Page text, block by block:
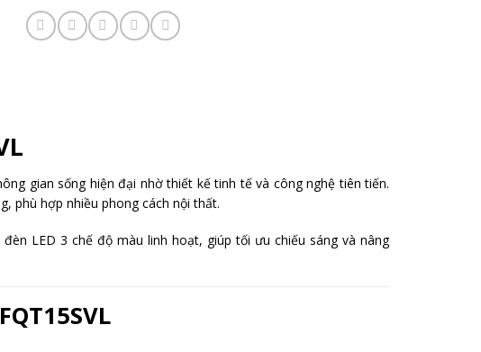
gian sống hiện đại nhờ thiết kế tinh tế và công nghệ tiên tiến.
phù hợp nhiều phong cách nội thất.
LED 3 chế độ màu linh hoạt, giúp tối ưu chiếu sáng và nâng